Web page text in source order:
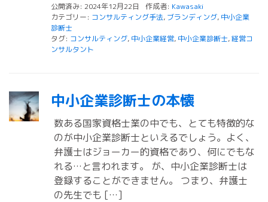
公開済み: 2024年12月22日 作成者: Kawasaki
カテゴリー: コンサルティング手法, ブランディング, 中小企業
診断士
タグ: コンサルティング, 中小企業経営, 中小企業診断士,経営コ
ンサルタント
中小企業診断士の本懐
数ある国家資格士業の中でも、とても特徴的な
のが中小企業診断士といえるでしょう。よく、
弁護士はジョーカー的資格であり、何にでもな
れる…と言われます。 が、中小企業診断士は
登録することができません。 つまり、弁護士
の先生でも […]